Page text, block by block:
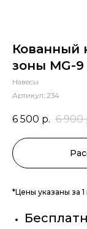
Кованный
зоны MG-9
Навесы
Артикул: 234
6 500 р. 6 900
*Цены указаны за